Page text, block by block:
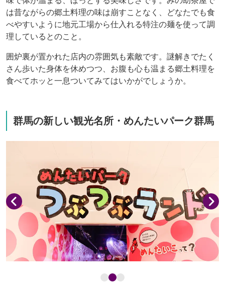
は昔ながらの郷土料理の味は崩すことなく、どなたでも食
べやすいように地元工場から仕入れる特注の麺を使って調
理しているとのこと。
囲炉裏が置かれた店内の雰囲気も素敵です。謎解きでたく
さん歩いた身体を休めつつ、お腹も心も温まる郷土料理を
食べてホッと一息ついてみてはいかがでしょうか。
群馬の新しい観光名所・めんたいパーク群馬